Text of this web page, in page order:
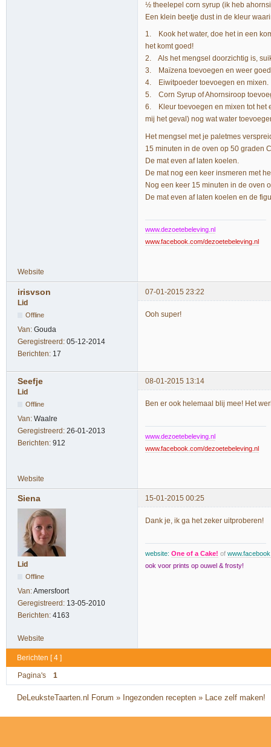
½ theelepel corn syrup (ik heb
Een klein beetje dust in de kleur
1. Kook het water, doe het in een
het komt goed!
2. Als het mengsel doorzichtig is,
3. Maïzena toevoegen en weer
4. Eiwitpoeder toevoegen en mixen.
5. Corn Syrup of Ahornsiroop
6. Kleur toevoegen en mixen tot het
mij het geval) nog wat water
Het mengsel met je paletmes
15 minuten in de oven op 50 graden
De mat even af laten koelen.
De mat nog een keer insmeren met
Nog een keer 15 minuten in de oven
De mat even af laten koelen en de
www.dezoetebeleving.nl
www.facebook.com/dezoetebeleving.nl
Website
irisvson
07-01-2015 23:22
Lid
Offline
Van: Gouda
Geregistreerd: 05-12-2014
Berichten: 17
Ooh super!
Seefje
08-01-2015 13:14
Lid
Offline
Van: Waalre
Geregistreerd: 26-01-2013
Berichten: 912
Ben er ook helemaal blij mee! Het
www.dezoetebeleving.nl
www.facebook.com/dezoetebeleving.nl
Website
Siena 15-01-2015 00:25
Lid
Offline
Van:Amersfoort
Geregistreerd: 13-05-2010
Berichten: 4163
Dank je, ik ga het zeker uitproberen!
website: One of a Cake! of
ook voor prints op ouwel & frosty!
Website
Berichten [ 4 ]
Pagina's 1
DeLeuksteTaarten.nl Forum » Ingezonden recepten » Lace zelf maken!